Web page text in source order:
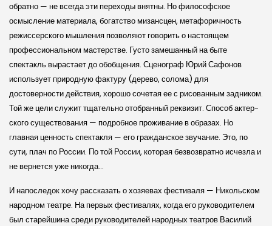
обратно — не всегда эти переходы внятны. Но философ­ское
осмысление материала, богатство мизансцен, метафоричность
режиссер­ского мышления позволяют говорить о настоящем
профессиональном мастерстве. Густо замешанный на быте
спектакль вырастает до обобщения. Сценограф Юрий Сафонов
использует природную фактуру (дерево, солома) для
достоверности действия, хорошо сочетая ее с рисованным задником.
Той же цели служит тщательно отобранный реквизит. Способ актер­
ского существования — подробное проживание в образах. Но
главная ценность спектакля — его граждан­ское звучание. Это, по
сути, плач по России. По той России, которая безвозвратно исчезла и
не вернется уже никогда…
И напоследок хочу рассказать о хозяевах фестиваля — Николь­ском
народном театре. На первых фестивалях, когда его руководителем
был старейшина среди руководителей народных театров Василий